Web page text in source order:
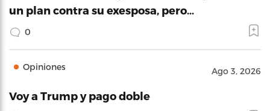
un plan contra su exesposa, pero…
0
Opiniones Ago 3, 2026
Voy a Trump y pago doble